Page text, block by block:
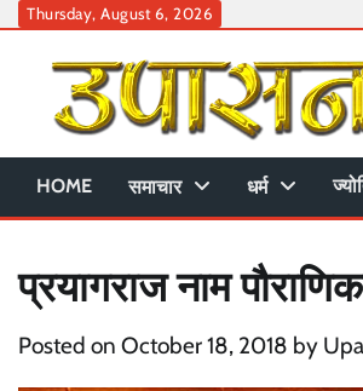
Skip
content
Thursday, August 6, 2026
HOME समाचार धर्म
प्रयागराज नाम
Posted on October 18, 2018 by